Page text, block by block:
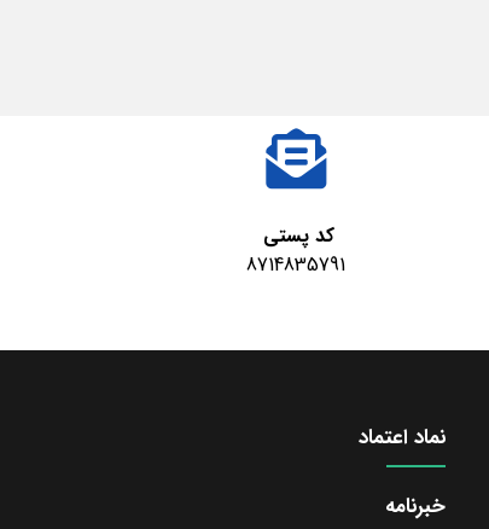
کد پستی
8714835791
نماد اعتماد
خبرنامه